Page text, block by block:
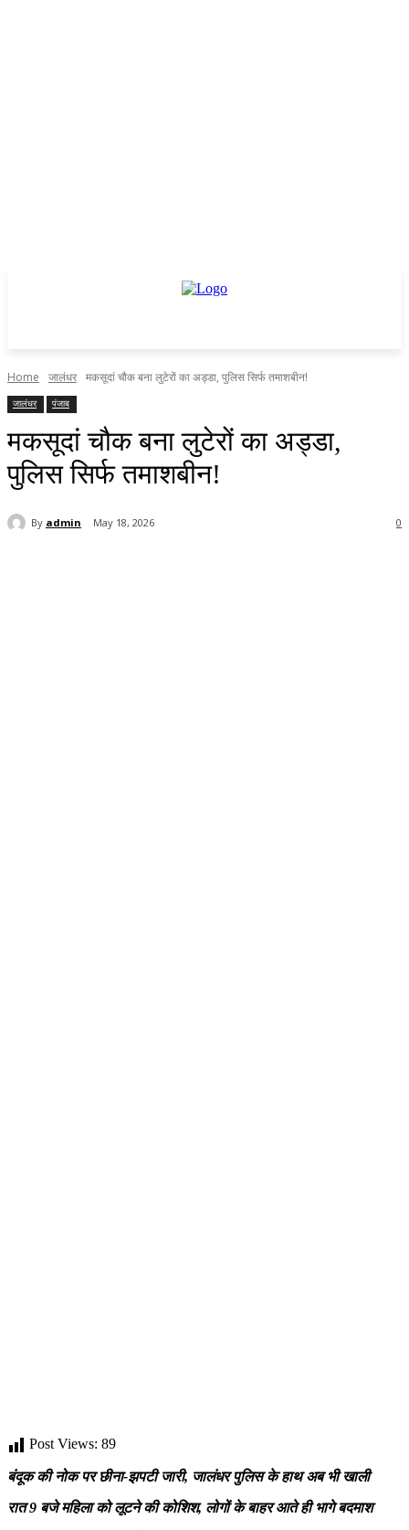
Home जालंधर मकसूदां चौक बना लुटेरों का अड्डा, पुलिस सिर्फ तमाशबीन!
जालंधर पंजाब
मकसूदां चौक बना लुटेरों का अड्डा,
पुलिस सिर्फ तमाशबीन!
By admin May 18, 2026 0
Post Views: 89
बंदूक की नोक पर छीना-झपटी जारी, जालंधर पुलिस के हाथ अब भी खाली
रात 9 बजे महिला को लूटने की कोशिश, लोगों के बाहर आते ही भागे बदमाश